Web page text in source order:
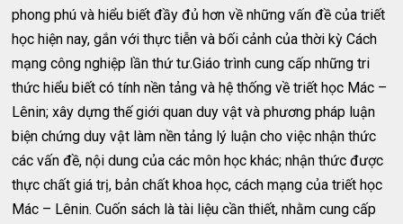
phong phú và hiểu biết đầy đủ hơn về những vấn đề của triết
học hiện nay, gắn với thực tiễn và bối cảnh của thời kỳ Cách
mạng công nghiệp lần thứ tư.Giáo trình cung cấp những tri
thức hiểu biết có tính nền tảng và hệ thống về triết học Mác –
Lênin; xây dựng thế giới quan duy vật và phương pháp luận
biện chứng duy vật làm nền tảng lý luận cho việc nhận thức
các vấn đề, nội dung của các môn học khác; nhận thức được
thực chất giá trị, bản chất khoa học, cách mạng của triết học
Mác – Lênin. Cuốn sách là tài liệu cần thiết, nhằm cung cấp